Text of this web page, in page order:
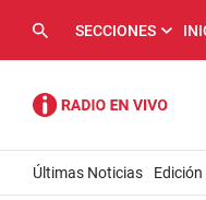
SECCIONES
Últimas Noticias